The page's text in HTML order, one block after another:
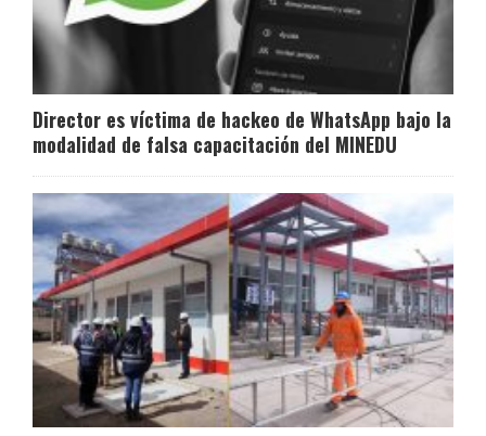
Director es víctima de hackeo de WhatsApp bajo la
modalidad de falsa capacitación del MINEDU